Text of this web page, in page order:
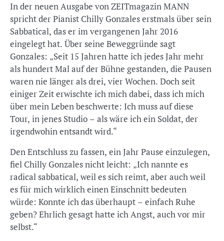
In der neuen Ausgabe von ZEITmagazin MANN
spricht der Pianist Chilly Gonzales erstmals über sein
Sabbatical, das er im vergangenen Jahr 2016
eingelegt hat. Über seine Beweggründe sagt
Gonzales: „Seit 15 Jahren hatte ich jedes Jahr mehr
als hundert Mal auf der Bühne gestanden, die Pausen
waren nie länger als drei, vier Wochen. Doch seit
einiger Zeit erwischte ich mich dabei, dass ich mich
über mein Leben beschwerte: Ich muss auf diese
Tour, in jenes Studio – als wäre ich ein Soldat, der
irgendwohin entsandt wird.“
Den Entschluss zu fassen, ein Jahr Pause einzulegen,
fiel Chilly Gonzales nicht leicht: „Ich nannte es
radical sabbatical, weil es sich reimt, aber auch weil
es für mich wirklich einen Einschnitt bedeuten
würde: Konnte ich das überhaupt – einfach Ruhe
geben? Ehrlich gesagt hatte ich Angst, auch vor mir
selbst.“